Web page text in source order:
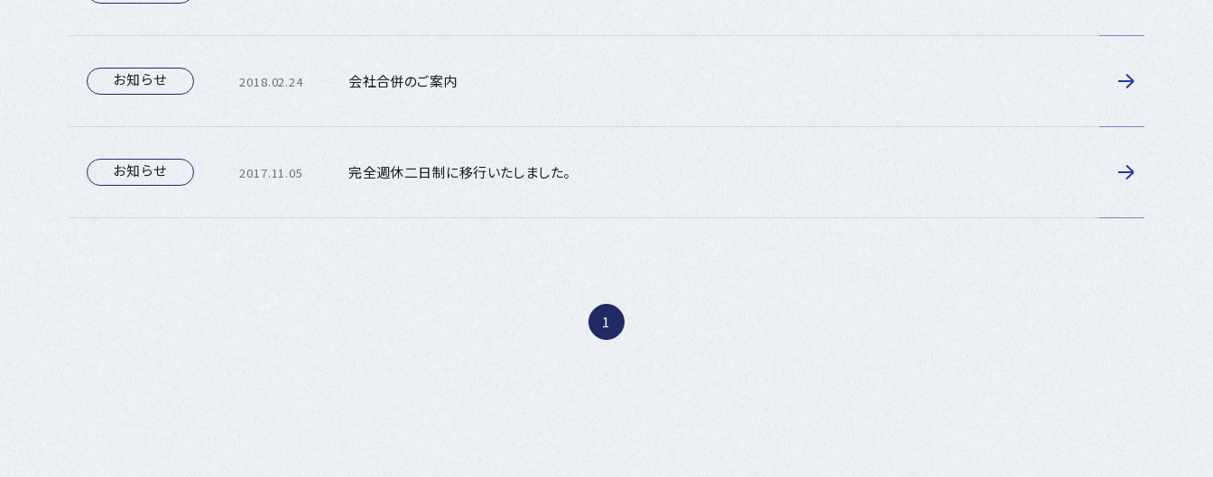
お知らせ 2018.02.24 会社合併のご案内
お知らせ 2017.11.05 完全週休二日制に移行いたしました。
1